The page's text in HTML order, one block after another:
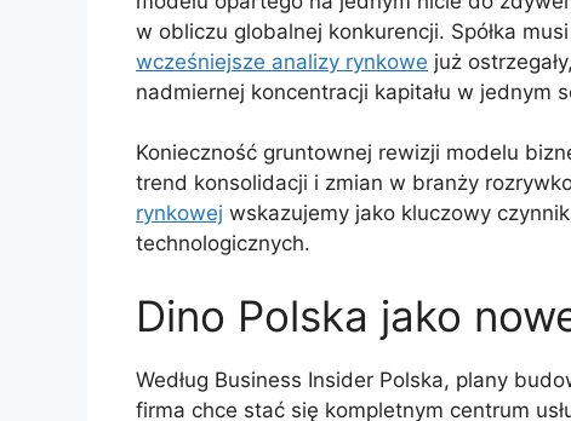
w obliczu globalnej konkurencji. Spółka
wcześniejsze analizy rynkowe już
nadmiernej koncentracji kapitału w jednym
Konieczność gruntownej rewizji modelu
trend konsolidacji i zmian w branży
rynkowej wskazujemy jako kluczowy
technologicznych.
Dino Polska jako
Według Business Insider Polska, plany
firma chce stać się kompletnym centrum